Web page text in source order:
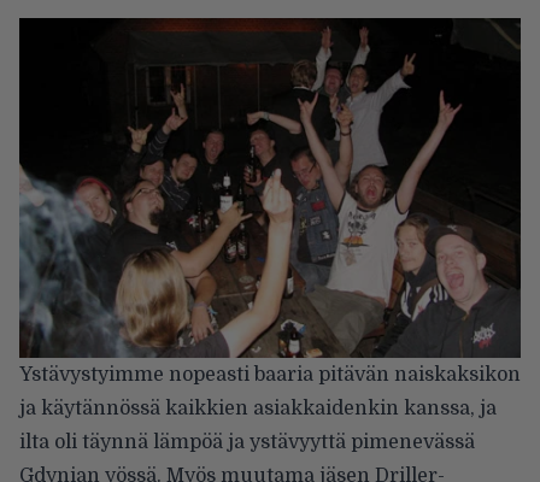
Ystävystyimme nopeasti baaria pitävän naiskaksikon
ja käytännössä kaikkien asiakkaidenkin kanssa, ja
ilta oli täynnä lämpöä ja ystävyyttä pimenevässä
Gdynian yössä. Myös muutama jäsen Driller-